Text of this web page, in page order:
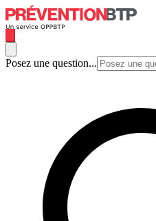
Posez une question...